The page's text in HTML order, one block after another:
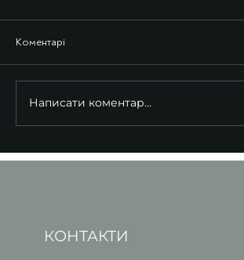
Коментарі
Написати коментар...
КОНТАКТИ